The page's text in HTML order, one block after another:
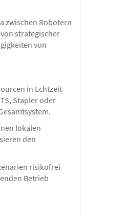
zwischen Robotern
strategischer
von
in Echtzeit
Stapler oder
lokalen
den
risikofrei
Betrieb